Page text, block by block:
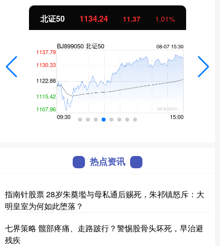
北证50 1134.24 11.37 1.01%
热点资讯
指南针股票 28岁朱奠壏与母私通后赐死，朱祁镇怒斥：大
明皇室为何如此堕落？
七界策略 髋部疼痛、走路跛行？警惕股骨头坏死，早治避
残疾